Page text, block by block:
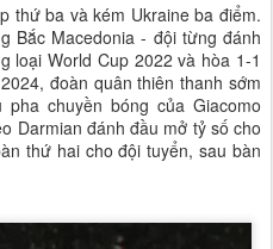
thứ ba và kém Ukraine ba điểm.
Bắc Macedonia - đội từng đánh
loại World Cup 2022 và hòa 1-1
đoàn quân thiên thanh sớm
chuyền bóng của Giacomo
Darmian đánh đầu mở tỷ số cho
thứ hai cho đội tuyển, sau bàn